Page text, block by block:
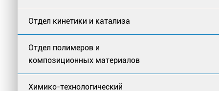
Отдел кинетики и катализа
Отдел полимеров и
композиционных материалов
Химико-технологический